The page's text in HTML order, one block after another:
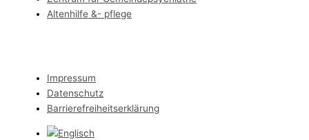
Altenhilfe &- pflege
Impressum
Datenschutz
Barrierefreiheitserklärung